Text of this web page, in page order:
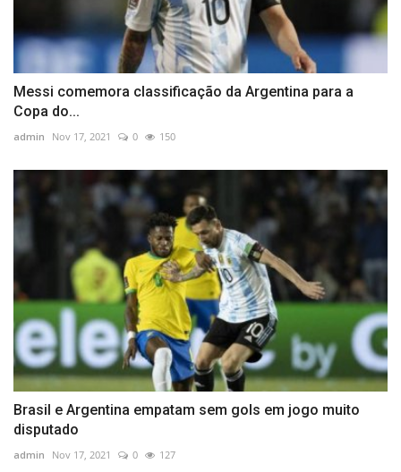
Messi comemora classificação da Argentina para a
Copa do...
admin Nov 17, 2021 0 150
Brasil e Argentina empatam sem gols em jogo muito
disputado
admin Nov 17, 2021 0 127